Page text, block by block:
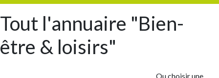
Tout l'annuaire "Bien-
être & loisirs"
Ou choisir une